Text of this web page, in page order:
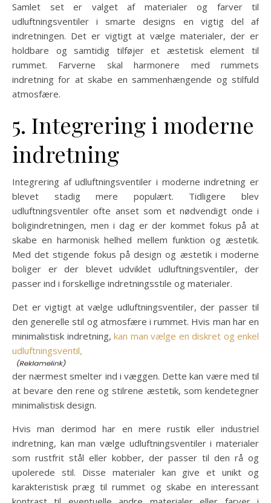
Samlet set er valget af materialer og farver til
udluftningsventiler i smarte designs en vigtig del af
indretningen. Det er vigtigt at vælge materialer, der er
holdbare og samtidig tilføjer et æstetisk element til
rummet. Farverne skal harmonere med rummets
indretning for at skabe en sammenhængende og stilfuld
atmosfære.
5. Integrering i moderne
indretning
Integrering af udluftningsventiler i moderne indretning er
blevet stadig mere populært. Tidligere blev
udluftningsventiler ofte anset som et nødvendigt onde i
boligindretningen, men i dag er der kommet fokus på at
skabe en harmonisk helhed mellem funktion og æstetik.
Med det stigende fokus på design og æstetik i moderne
boliger er der blevet udviklet udluftningsventiler, der
passer ind i forskellige indretningsstile og materialer.
Det er vigtigt at vælge udluftningsventiler, der passer til
den generelle stil og atmosfære i rummet. Hvis man har en
minimalistisk indretning, kan man vælge en diskret og enkel
udluftningsventil,
der nærmest smelter ind i væggen. Dette kan være med til
at bevare den rene og stilrene æstetik, som kendetegner
minimalistisk design.
Hvis man derimod har en mere rustik eller industriel
indretning, kan man vælge udluftningsventiler i materialer
som rustfrit stål eller kobber, der passer til den rå og
upolerede stil. Disse materialer kan give et unikt og
karakteristisk præg til rummet og skabe en interessant